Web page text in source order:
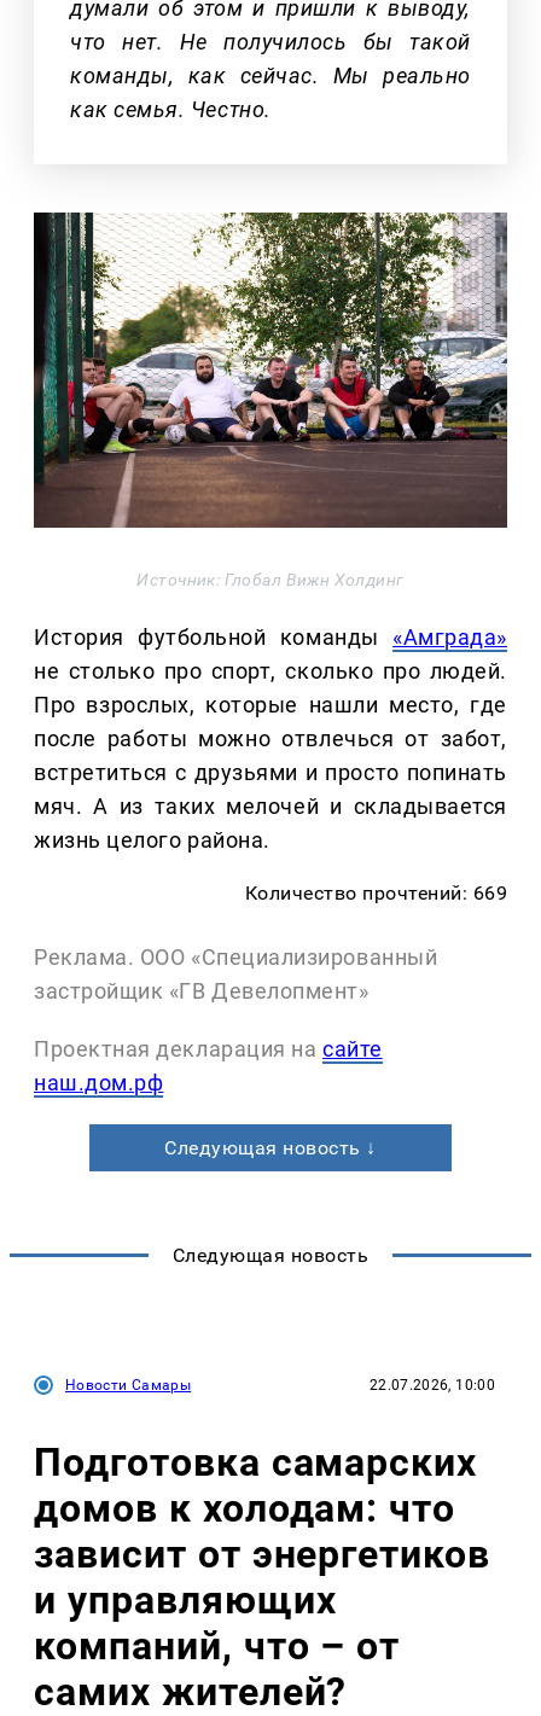
думали об этом и пришли к выводу,
что нет. Не получилось бы такой
команды, как сейчас. Мы реально
как семья. Честно.
Источник: Глобал Вижн Холдинг
История футбольной команды «Амграда»
не столько про спорт, сколько про людей.
Про взрослых, которые нашли место, где
после работы можно отвлечься от забот,
встретиться с друзьями и просто попинать
мяч. А из таких мелочей и складывается
жизнь целого района.
Количество прочтений: 669
Реклама. ООО «Специализированный
застройщик «ГВ Девелопмент»
Проектная декларация на сайте
наш.дом.рф
Следующая новость ↓
Следующая новость
Новости Самары 22.07.2026, 10:00
Подготовка самарских
домов к холодам: что
зависит от энергетиков
и управляющих
компаний, что – от
самих жителей?